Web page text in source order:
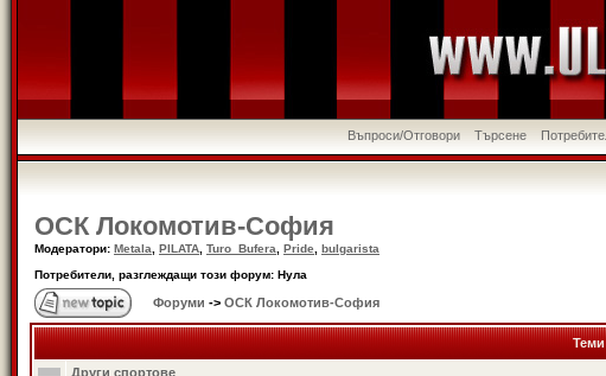
Въпроси/Отговори Търсене
ОСК Локомотив-София
Модератори: Metala PILATA Turo_Bufera Pride
bulgarista
Потребители, разглеждащи този форум: Нула
Форуми -> ОСК Локомотив-София
Теми
Други спортове